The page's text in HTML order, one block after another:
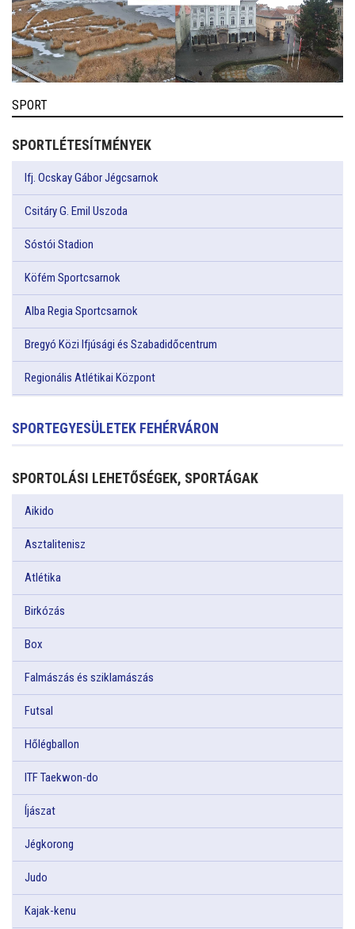
SPORT
SPORTLÉTESÍTMÉNYEK
Ifj. Ocskay Gábor Jégcsarnok
Csitáry G. Emil Uszoda
Sóstói Stadion
Köfém Sportcsarnok
Alba Regia Sportcsarnok
Bregyó Közi Ifjúsági és Szabadidőcentrum
Regionális Atlétikai Központ
SPORTEGYESÜLETEK FEHÉRVÁRON
SPORTOLÁSI LEHETŐSÉGEK, SPORTÁGAK
Aikido
Asztalitenisz
Atlétika
Birkózás
Box
Falmászás és sziklamászás
Futsal
Hőlégballon
ITF Taekwon-do
Íjászat
Jégkorong
Judo
Kajak-kenu